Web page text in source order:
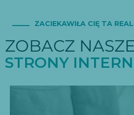
ZACIEKAWIŁA CIĘ TA
ZOBACZ NASZE
STRONY INTERN